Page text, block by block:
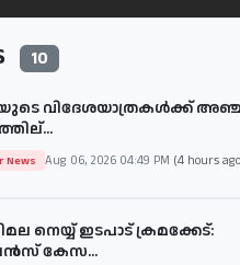
10
വിദേശയാത്രകള്‍ക്ക്
News Aug 06, 2026 04:49 PM (4 hours
നെയ്യ് ഇടപാട് ക്രമക്കേട്:
കേസ...